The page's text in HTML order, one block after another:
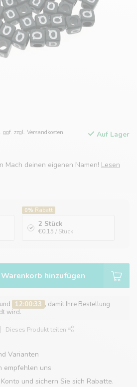
ggf. zzgl. Versandkosten.
Auf Lager
Mach deinen eigenen Namen! Lesen
0% Rabatt
2 Stück
€0,15 / Stück
hinzufügen
12:00:33 , damit Ihre Bestellung
wird.
Dieses Produkt teilen
Varianten
empfehlen uns
und sichern Sie sich Rabatte.